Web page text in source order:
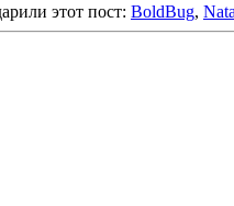
этот пост: BoldBug,